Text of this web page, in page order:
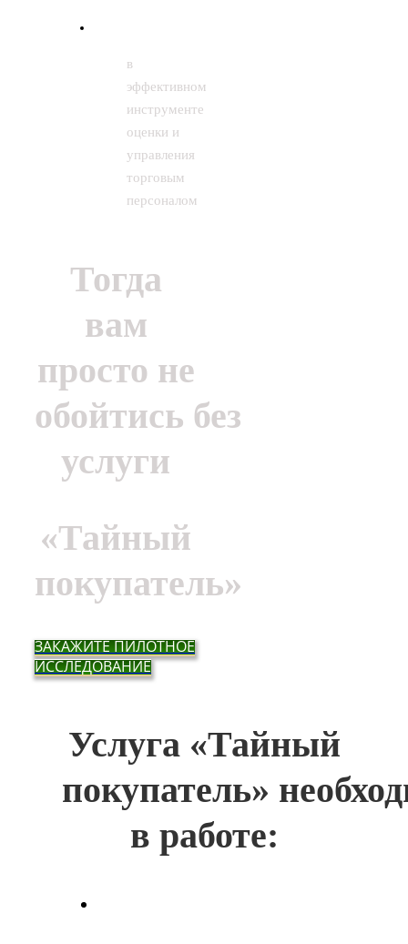
в
эффективном
инструменте
оценки и
управления
торговым
персоналом
Тогда
вам
просто не
обойтись без
услуги
«Тайный
покупатель»
ЗАКАЖИТЕ ПИЛОТНОЕ
ИССЛЕДОВАНИЕ
Услуга «Тайный
покупатель»
в работе: